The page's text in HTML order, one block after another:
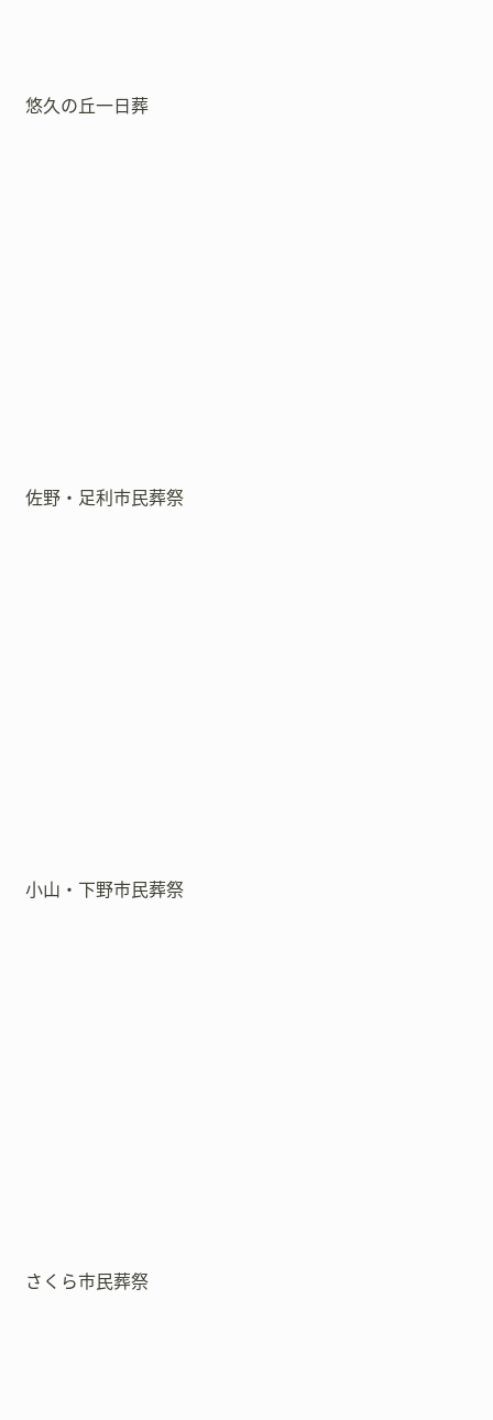
悠久の丘一日葬
佐野・足利市民葬祭
小山・下野市民葬祭
さくら市民葬祭